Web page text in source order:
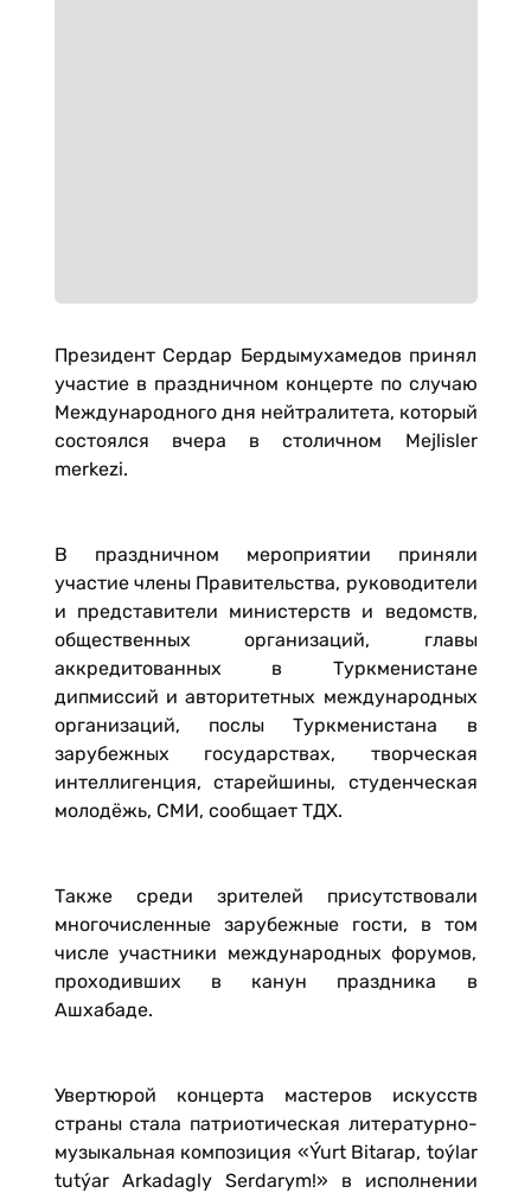
Президент Сердар Бердымухамедов принял
участие в праздничном концерте по случаю
Международного дня нейтралитета, который
состоялся вчера в столичном Mejlisler
merkezi.
В праздничном мероприятии приняли
участие члены Правительства, руководители
и представители министерств и ведомств,
общественных организаций, главы
аккредитованных в Туркменистане
дипмиссий и авторитетных международных
организаций, послы Туркменистана в
зарубежных государствах, творческая
интеллигенция, старейшины, студенческая
молодёжь, СМИ, сообщает ТДХ.
Также среди зрителей присутствовали
многочисленные зарубежные гости, в том
числе участники международных форумов,
проходивших в канун праздника в
Ашхабаде.
Увертюрой концерта мастеров искусств
страны стала патриотическая литературно-
музыкальная композиция «Ýurt Bitarap, toýlar
tutýar Arkadagly Serdarym!» в исполнении